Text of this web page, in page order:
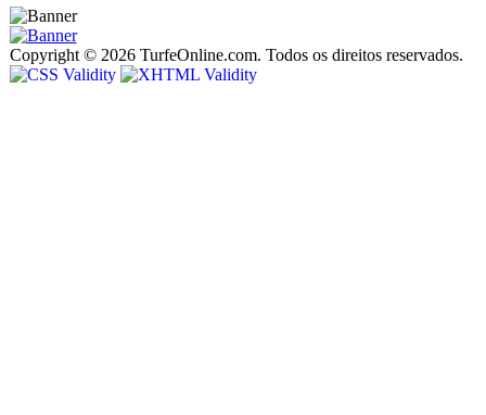
Copyright © 2026 TurfeOnline.com. Todos os direitos reservados.